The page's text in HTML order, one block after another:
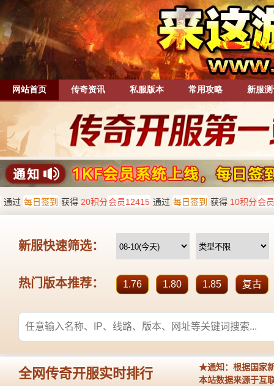
网站首页 传奇资讯 私服版本 常用攻略 新服